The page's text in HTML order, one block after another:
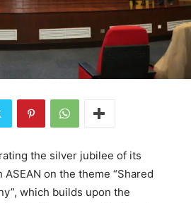
the silver jubilee of its
on the theme “Shared
which builds upon the